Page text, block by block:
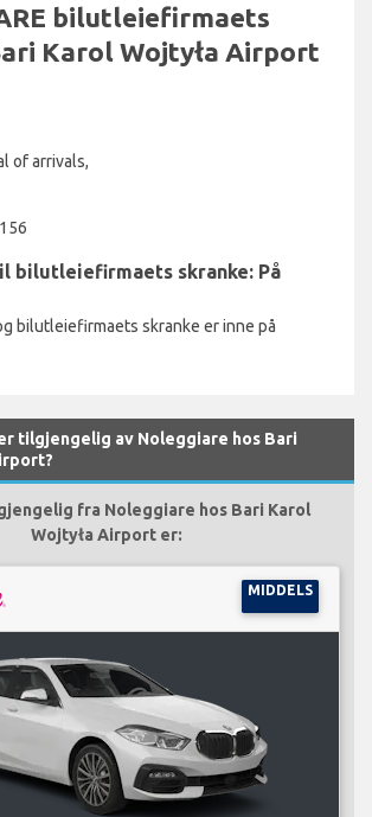
bilutleiefirmaets
Karol Wojtyła Airport
of arrivals,
bilutleiefirmaets skranke: På
bilutleiefirmaets skranke er inne på
tilgjengelig av Noleggiare hos Bari
fra Noleggiare hos Bari Karol
Wojtyła Airport er:
MIDDELS